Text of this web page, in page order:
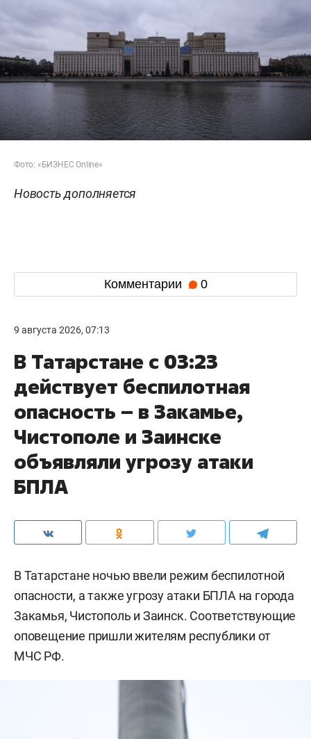
Фото: «БИЗНЕС Online»
Новость дополняется
Комментарии 0
9 августа 2026, 07:13
В Татарстане с 03:23
действует беспилотная
опасность – в Закамье,
Чистополе и Заинске
объявляли угрозу атаки
БПЛА
В Татарстане ночью ввели режим беспилотной
опасности, а также угрозу атаки БПЛА на города
Закамья, Чистополь и Заинск. Соответствующие
оповещение пришли жителям республики от
МЧС РФ.